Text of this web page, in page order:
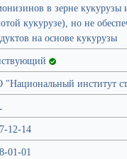
в зерне кукурузы
кукурузе), но не
на основе кукурузы
"Национальный институт
12-14
01-01